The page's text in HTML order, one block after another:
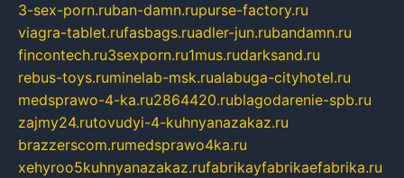
3-sex-porn.ruban-damn.rupurse-factory.ru
viagra-tablet.rufasbags.ruadler-jun.rubandamn.ru
fincontech.ru3sexporn.ru1mus.rudarksand.ru
rebus-toys.ruminelab-msk.rualabuga-cityhotel.ru
medsprawo-4-ka.ru2864420.rublagodarenie-spb.ru
zajmy24.rutovudyi-4-kuhnyanazakaz.ru
brazzerscom.rumedsprawo4ka.ru
xehyroo5kuhnyanazakaz.rufabrikayfabrikaefabrika.ru